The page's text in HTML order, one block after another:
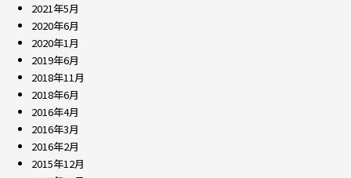
2021年5月
2020年6月
2020年1月
2019年6月
2018年11月
2018年6月
2016年4月
2016年3月
2016年2月
2015年12月